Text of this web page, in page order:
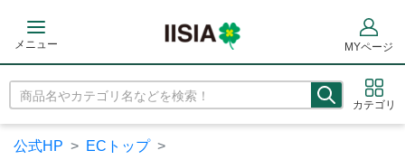
メニュー
カテゴリ
MYページ
公式HP
ECトップ